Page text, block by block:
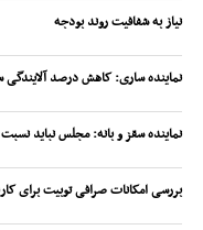
نیاز به شفافیت روند بودجه
نماینده ساری: کاهش درصد
نماینده سقز و بانه: مجلس نباید
بررسی امکانات صرافی توبیت برای